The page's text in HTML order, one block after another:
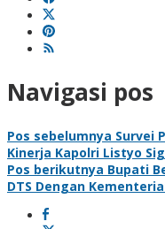
Navigasi pos
Pos sebelumnya Survei
Kinerja Kapolri Listyo
Pos berikutnya Bupati
DTS Dengan